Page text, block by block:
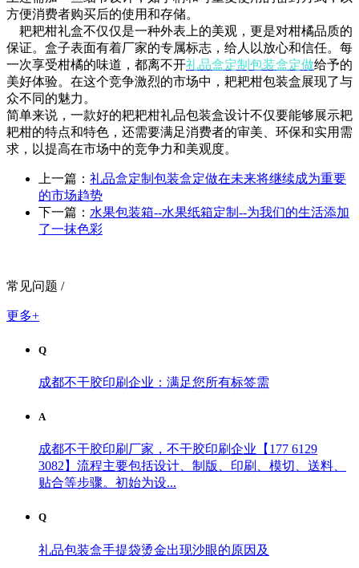
方便消费者购买后的使用和存储。
耙耙柑礼盒不仅仅是一种外表上的美观，更是对柑橘品质的
保证。盒子表面有着厂家的专属标志，给人以放心和信任。每
一次享受柑橘的味道，都离不开礼品盒定制包装盒定做给予的
美好体验。在这个竞争激烈的市场中，耙耙柑包装盒展现了与
众不同的魅力。
简单来说，一款好的耙耙柑礼品包装盒设计不仅要能够展示耙
耙柑的特点和特色，还需要满足消费者的审美、环保和实用需
求，以提高在市场中的竞争力和美观度。
上一篇： 礼品盒定制包装盒定做在未来将继续成为重要
的市场趋势
下一篇： 水果包装箱--水果纸箱定制--为我们的生活添加
了一抹色彩
常见问题 /
更多+
Q
成都不干胶印刷企业：满足您所有标签需
A
成都不干胶印刷厂家，不干胶印刷企业【177 6129
3082】流程主要包括设计、制版、印刷、模切、送料、
贴合等步骤。初始为设...
Q
礼品包装盒手提袋烫金出现沙眼的原因及